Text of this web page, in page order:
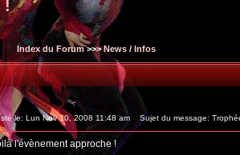
!
Index du Forum>>>News / Infos
le: Lun Nov 10, 2008 11:48 am Sujet du message:
l'évènement approche !